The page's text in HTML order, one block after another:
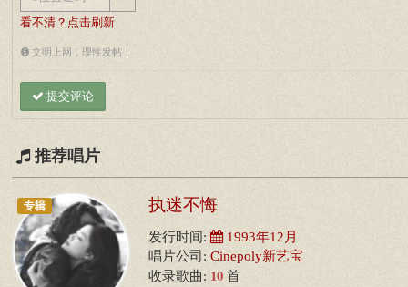
看不清？点击刷新
文明上网，理性发帖！
提交评论
推荐唱片
专辑 执迷不悔
发行时间: 1993年12月
唱片公司: Cinepoly新艺宝
收录歌曲: 10 首